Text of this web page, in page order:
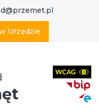
Urzędzie